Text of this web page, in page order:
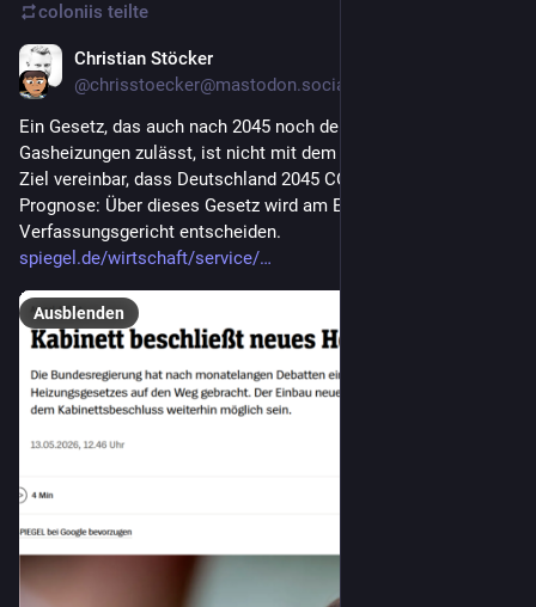
coloniis teilte
Christian Stöcker
@chrisstoecker@mastodon.social
Ein Gesetz, das auch nach 2045 noch den Betrieb von Öl- und
Gasheizungen zulässt, ist nicht mit dem festgeschriebenen
Ziel vereinbar, dass Deutschland 2045 CO2-neutral ist.
Prognose: Über dieses Gesetz wird am Ende das
Verfassungsgericht entscheiden.
spiegel.de/wirtschaft/service/
Ausblenden